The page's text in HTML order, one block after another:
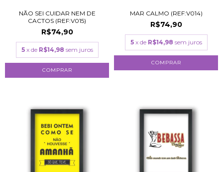
NÃO SEI CUIDAR NEM DE
CACTOS (REF:V015)
R$74,90
5 x de R$14,98 sem juros
COMPRAR
MAR CALMO (REF:V014)
R$74,90
5 x de R$14,98 sem juros
COMPRAR